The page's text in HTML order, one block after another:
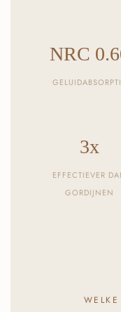
NRC
3x
EFFECTIEVER
GORDIJNEN